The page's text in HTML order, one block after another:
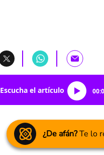
Escucha el artículo
¿De afán?Te lo